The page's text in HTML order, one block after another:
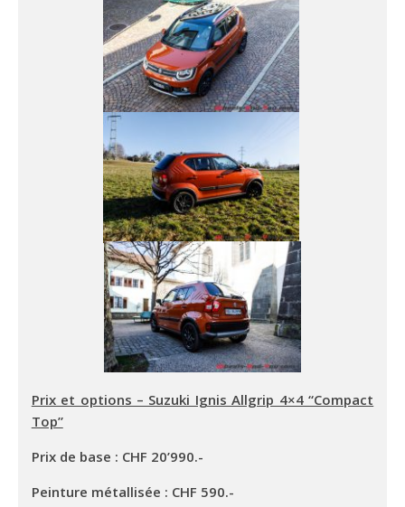
Prix et options – Suzuki Ignis Allgrip 4×4 “Compact
Top”
Prix de base : CHF 20’990.-
Peinture métallisée : CHF 590.-